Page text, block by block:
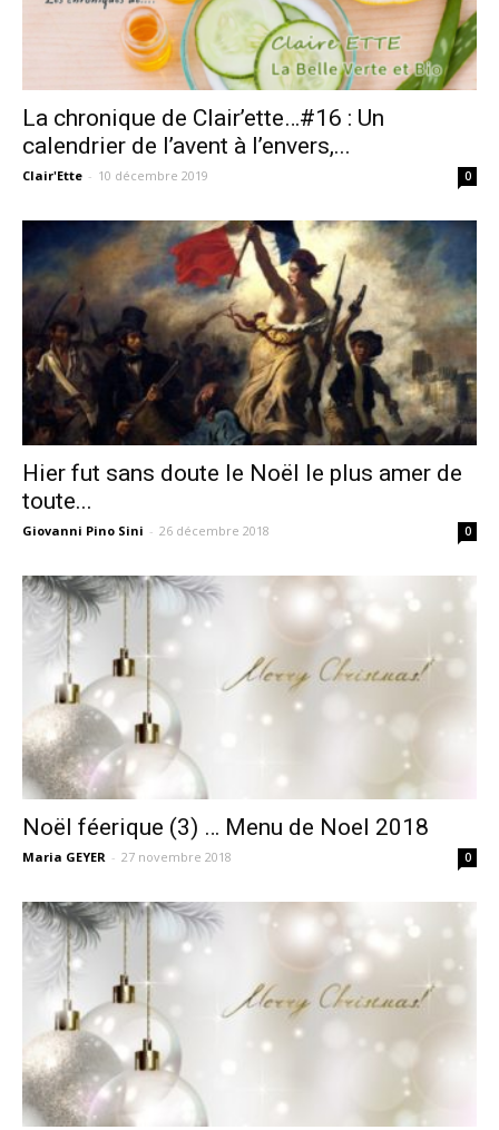
La chronique de Clair’ette…#16 : Un
calendrier de l’avent à l’envers,...
Clair'Ette - 10 décembre 2019 0
Hier fut sans doute le Noël le plus amer de
toute...
Giovanni Pino Sini - 26 décembre 2018 0
Noël féerique (3) … Menu de Noel 2018
Maria GEYER - 27 novembre 2018 0